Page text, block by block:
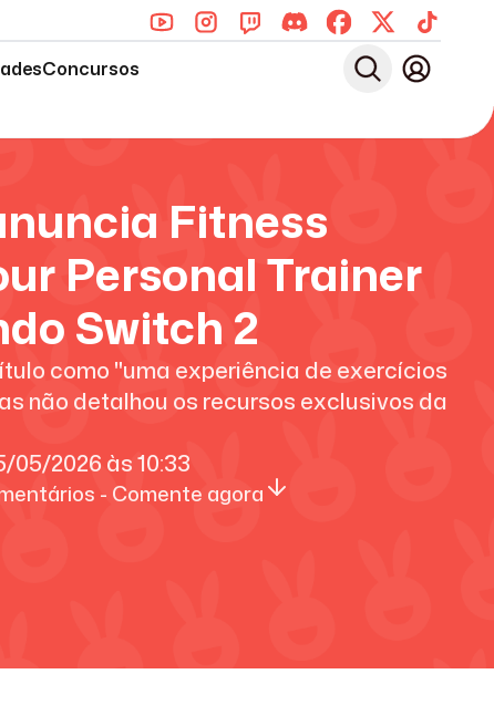
Concursos
Fitness
Personal Trainer
Switch 2
como "uma experiência de exercícios
não detalhou os recursos exclusivos da
05/2026 às10:33
- Comente agora